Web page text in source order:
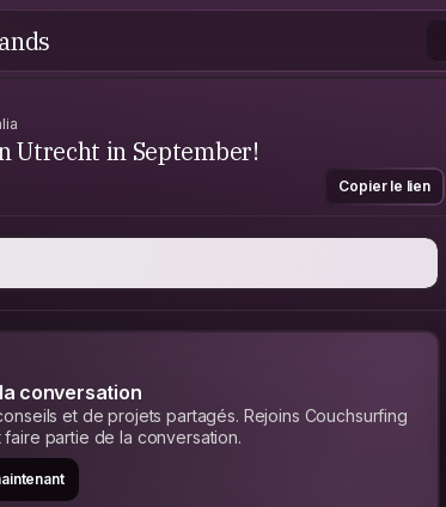
Utrecht in September!
Copier le lien
conversation
et de projets partagés. Rejoins Couchsurfing
partie de la conversation.